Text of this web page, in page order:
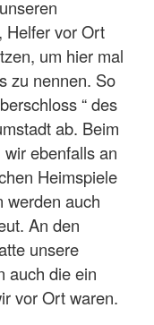
Helfer vor Ort
um hier mal
zu nennen. So
“ des
ab. Beim
ebenfalls an
Heimspiele
werden auch
An den
unsere
auch die ein
vor Ort waren.